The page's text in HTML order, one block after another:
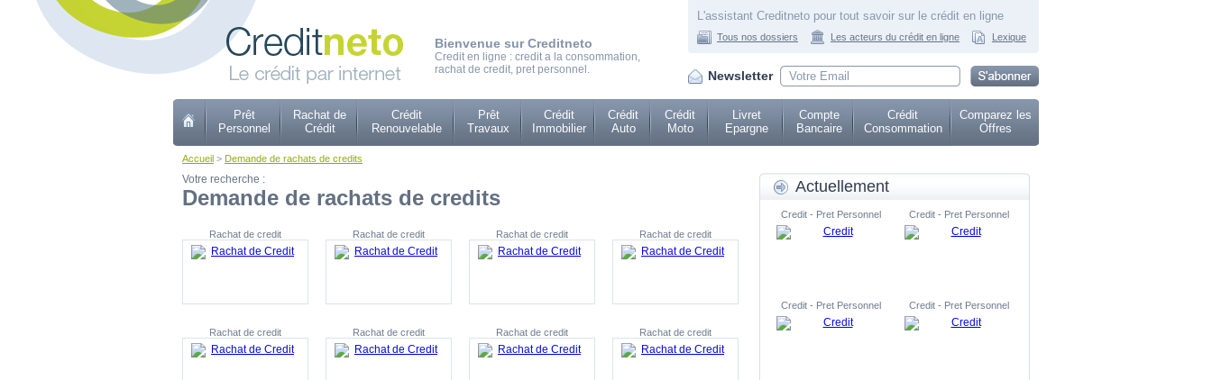
Bienvenue sur Creditneto
Credit en ligne : credit a la consommation,
rachat de credit, pret personnel.
L'assistant Creditneto pour tout savoir sur le crédit en ligne
Tous nos dossiers Les acteurs du crédit en ligne Lexique
Newsletter
Prêt
Personnel
Rachat de
Crédit
Crédit
Renouvelable
Prêt
Travaux
Crédit
Immobilier
Crédit
Auto
Crédit
Moto
Livret
Epargne
Compte
Bancaire
Crédit
Consommation
Comparez les
Offres
Accueil > Demande de rachats de credits
Votre recherche :
Demande de rachats de credits
Rachat de credit Rachat de credit Rachat de credit Rachat de credit
Rachat de credit Rachat de credit Rachat de credit Rachat de credit
Actuellement
Credit - Pret Personnel Credit - Pret Personnel
Credit - Pret Personnel Credit - Pret Personnel